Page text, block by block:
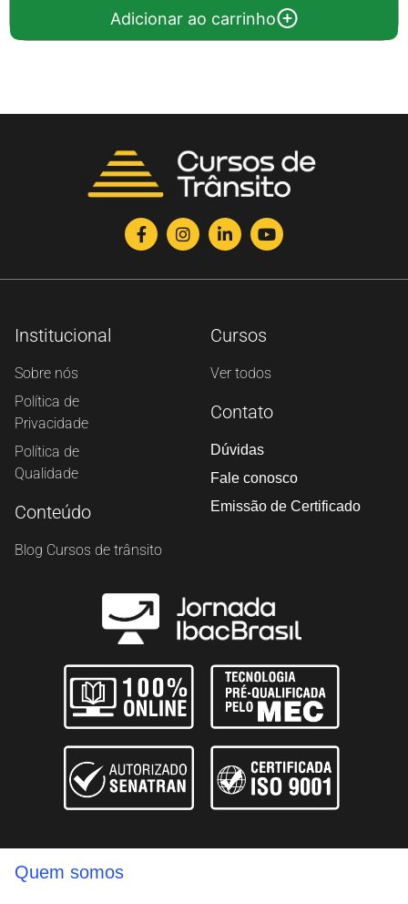
Adicionar ao carrinho
Institucional
Sobre nós
Política de
Privacidade
Política de
Qualidade
Conteúdo
Blog Cursos de trânsito
Cursos
Ver todos
Contato
Dúvidas
Fale conosco
Emissão de Certificado
Quem somos